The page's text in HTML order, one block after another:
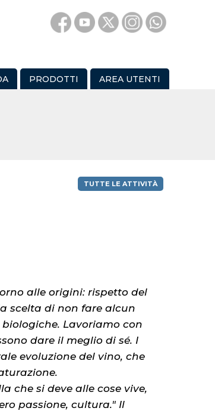
PRODOTTI AREA UTENTI
TUTTE LE ATTIVITÀ
alle origini: rispetto del
scelta di non fare alcun
Lavoriamo con
dare il meglio di sé. I
evoluzione del vino, che
che si deve alle cose vive,
passione, cultura." Il